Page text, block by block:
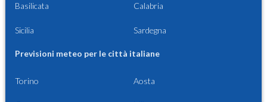
Basilicata Calabria
Sicilia Sardegna
Previsioni meteo per le città italiane
Torino Aosta